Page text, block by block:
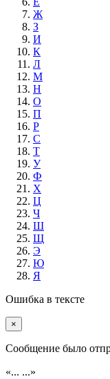
Ж
З
И
К
Л
М
Н
О
П
Р
С
Т
У
Ф
Х
Ц
Ч
Ш
Щ
Э
Ю
Я
Ошибка в тексте
×
Cообщение было
«... ...»